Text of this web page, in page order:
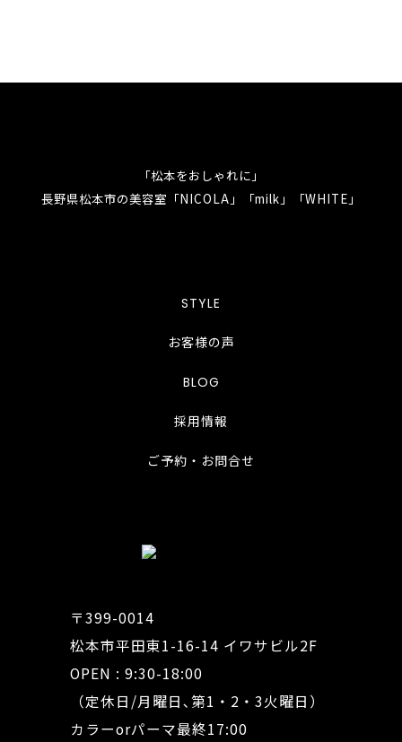
「松本をおしゃれに」
長野県松本市の美容室「NICOLA」「milk」「WHITE」
STYLE
お客様の声
BLOG
採用情報
ご予約・お問合せ
〒399-0014
松本市平田東1-16-14 イワサビル2F
OPEN : 9:30-18:00
（定休日/月曜日､第1・2・3火曜日）
カラーorパーマ最終17:00